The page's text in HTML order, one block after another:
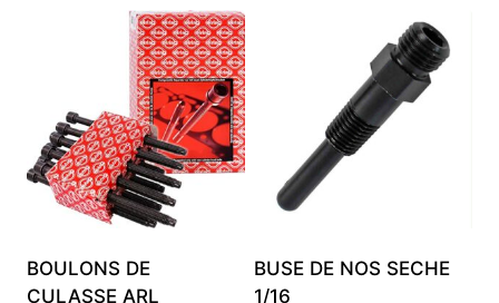
BOULONS DE
CULASSE ARL
BUSE DE NOS SECHE
1/16